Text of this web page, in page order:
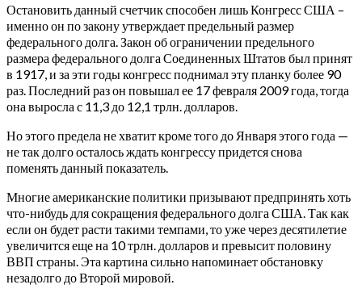
Остановить данный счетчик способен лишь Конгресс США –
именно он по закону утверждает предельный размер
федерального долга. Закон об ограничении предельного
размера федерального долга Соединенных Штатов был принят
в 1917, и за эти годы конгресс поднимал эту планку более 90
раз. Последний раз он повышал ее 17 февраля 2009 года, тогда
она выросла с 11,3 до 12,1 трлн. долларов.
Но этого предела не хватит кроме того до Января этого года —
не так долго осталось ждать конгрессу придется снова
поменять данный показатель.
Многие американские политики призывают предпринять хоть
что-нибудь для сокращения федерального долга США. Так как
если он будет расти такими темпами, то уже через десятилетие
увеличится еще на 10 трлн. долларов и превысит половину
ВВП страны. Эта картина сильно напоминает обстановку
незадолго до Второй мировой.